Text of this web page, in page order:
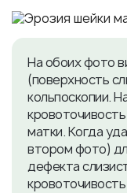
На обоих фото
(поверхность
кольпоскопии.
матки. Когда
втором фото)
дефекта